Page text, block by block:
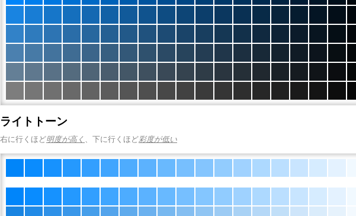
ライトトーン
右に行くほど明度が高く 、下に行くほど彩度が低い